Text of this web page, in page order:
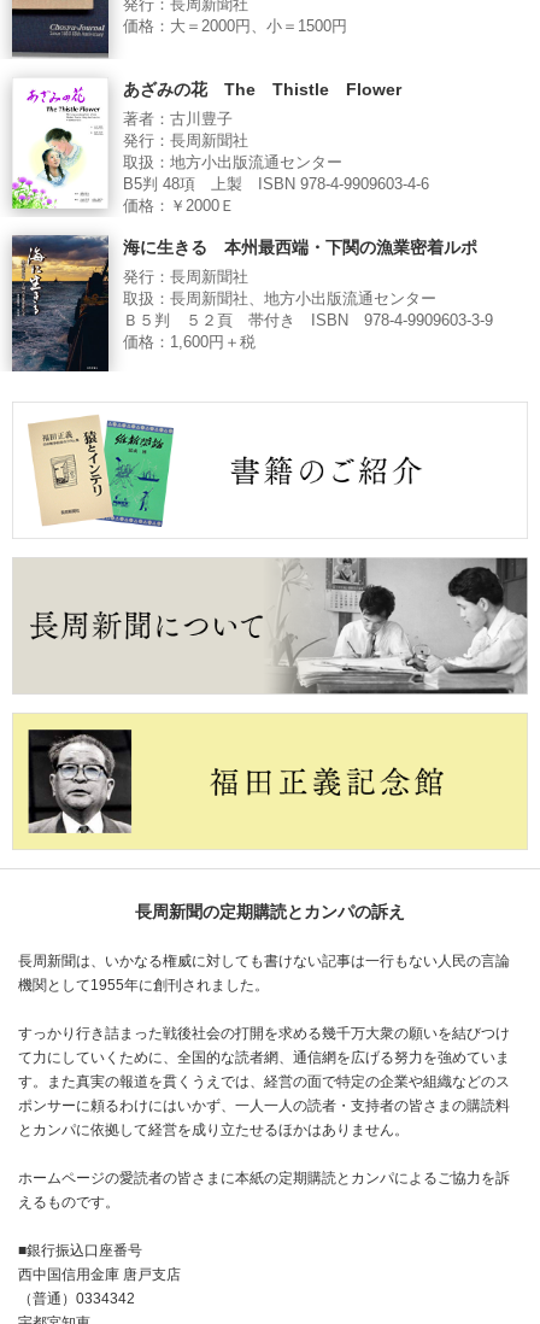
発行：長周新聞社
価格：大＝2000円、小＝1500円
あざみの花 The Thistle Flower
著者：古川豊子
発行：長周新聞社
取扱：地方小出版流通センター
B5判 48項 上製 ISBN 978-4-9909603-4-6
価格：￥2000Ｅ
海に生きる 本州最西端・下関の漁業密着ルポ
発行：長周新聞社
取扱：長周新聞社、地方小出版流通センター
Ｂ５判 ５２頁 帯付き ISBN 978-4-9909603-3-9
価格：1,600円＋税
長周新聞の定期購読とカンパの訴え
長周新聞は、いかなる権威に対しても書けない記事は一行もない人民の言論
機関として1955年に創刊されました。
すっかり行き詰まった戦後社会の打開を求める幾千万大衆の願いを結びつけ
て力にしていくために、全国的な読者網、通信網を広げる努力を強めていま
す。また真実の報道を貫くうえでは、経営の面で特定の企業や組織などのス
ポンサーに頼るわけにはいかず、一人一人の読者・支持者の皆さまの購読料
とカンパに依拠して経営を成り立たせるほかはありません。
ホームページの愛読者の皆さまに本紙の定期購読とカンパによるご協力を訴
えるものです。
■銀行振込口座番号
西中国信用金庫 唐戸支店
（普通）0334342